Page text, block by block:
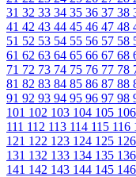
31 32 33 34 35 36 37 38
41 42 43 44 45 46 47 48
51 52 53 54 55 56 57 58
61 62 63 64 65 66 67 68
71 72 73 74 75 76 77 78
81 82 83 84 85 86 87 88
91 92 93 94 95 96 97 98
101 102 103 104 105 106
111 112 113 114 115 116
121 122 123 124 125 126
131 132 133 134 135 136
141 142 143 144 145 146